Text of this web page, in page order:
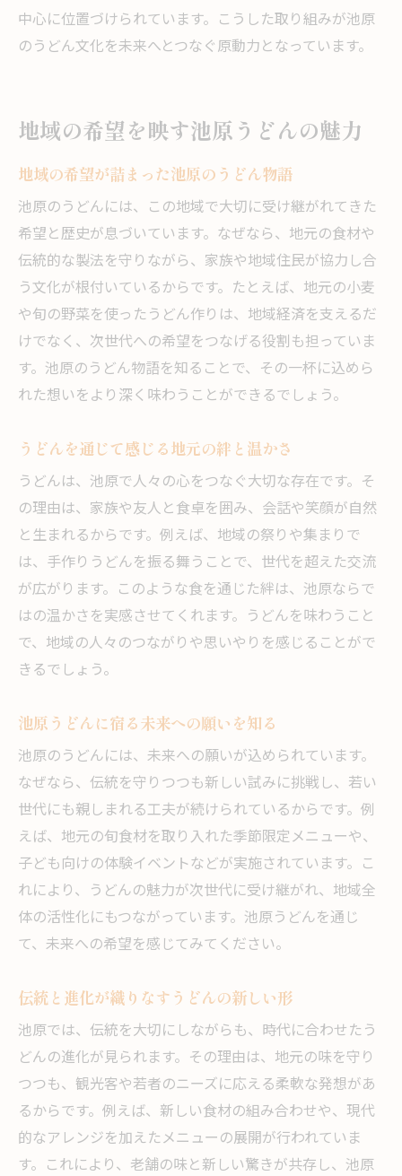
中心に位置づけられています。こうした取り組みが池原
のうどん文化を未来へとつなぐ原動力となっています。
地域の希望を映す池原うどんの魅力
地域の希望が詰まった池原のうどん物語
池原のうどんには、この地域で大切に受け継がれてきた
希望と歴史が息づいています。なぜなら、地元の食材や
伝統的な製法を守りながら、家族や地域住民が協力し合
う文化が根付いているからです。たとえば、地元の小麦
や旬の野菜を使ったうどん作りは、地域経済を支えるだ
けでなく、次世代への希望をつなげる役割も担っていま
す。池原のうどん物語を知ることで、その一杯に込めら
れた想いをより深く味わうことができるでしょう。
うどんを通じて感じる地元の絆と温かさ
うどんは、池原で人々の心をつなぐ大切な存在です。そ
の理由は、家族や友人と食卓を囲み、会話や笑顔が自然
と生まれるからです。例えば、地域の祭りや集まりで
は、手作りうどんを振る舞うことで、世代を超えた交流
が広がります。このような食を通じた絆は、池原ならで
はの温かさを実感させてくれます。うどんを味わうこと
で、地域の人々のつながりや思いやりを感じることがで
きるでしょう。
池原うどんに宿る未来への願いを知る
池原のうどんには、未来への願いが込められています。
なぜなら、伝統を守りつつも新しい試みに挑戦し、若い
世代にも親しまれる工夫が続けられているからです。例
えば、地元の旬食材を取り入れた季節限定メニューや、
子ども向けの体験イベントなどが実施されています。こ
れにより、うどんの魅力が次世代に受け継がれ、地域全
体の活性化にもつながっています。池原うどんを通じ
て、未来への希望を感じてみてください。
伝統と進化が織りなすうどんの新しい形
池原では、伝統を大切にしながらも、時代に合わせたう
どんの進化が見られます。その理由は、地元の味を守り
つつも、観光客や若者のニーズに応える柔軟な発想があ
るからです。例えば、新しい食材の組み合わせや、現代
的なアレンジを加えたメニューの展開が行われていま
す。これにより、老舗の味と新しい驚きが共存し、池原